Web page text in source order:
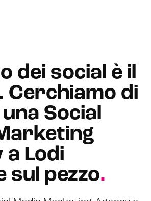
dei social è il
Cerchiamo di
Social
a Lodi
sul pezzo.